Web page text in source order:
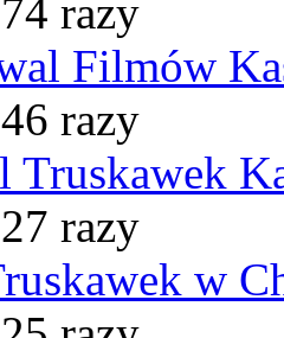
razy
Filmów
razy
Truskawek
razy
w